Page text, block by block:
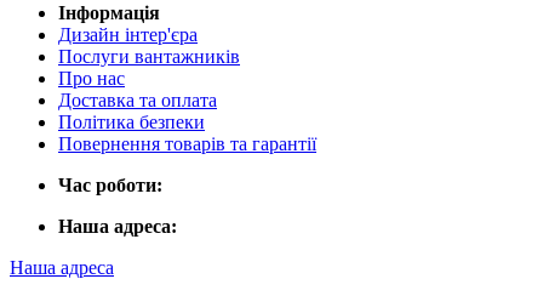
Інформація
Дизайн інтер'єра
Послуги вантажників
Про нас
Доставка та оплата
Політика безпеки
Повернення товарів та гарантії
Час роботи:
Наша адреса:
Наша адреса